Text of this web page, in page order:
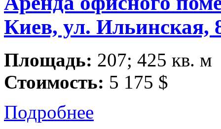
Киев, ул. Ильинская,
Площадь: 207; 425 кв. м
Стоимость: 5 175 $
Подробнее